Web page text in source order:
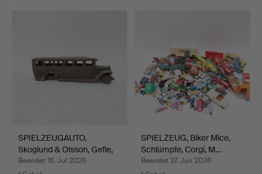
SPIELZEUGAUTO,
Skoglund & Olsson, Gefle,
E…
Beendet 16. Jul 2026
SPIELZEUG, Biker Mice,
Schlümpfe, Corgi, M…
Beendet 27. Jun 2026